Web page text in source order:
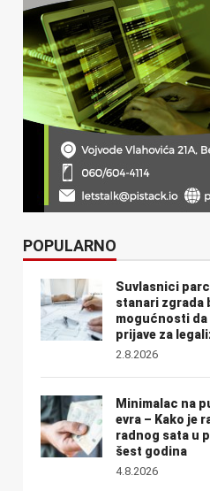
POPULARNO
Suvlasnici
stanari zgrada
mogućnosti da
prijave za
2.8.2026
Minimalac na
evra – Kako je
radnog sata u
šest godina
4.8.2026